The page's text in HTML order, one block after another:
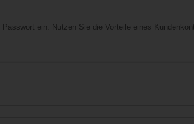
ein. Nutzen Sie die Vorteile eines